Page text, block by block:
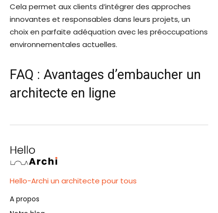
Cela permet aux clients d’intégrer des approches
innovantes et responsables dans leurs projets, un
choix en parfaite adéquation avec les préoccupations
environnementales actuelles.
FAQ : Avantages d’embaucher un
architecte en ligne
Hello-Archi un architecte pour tous
A propos